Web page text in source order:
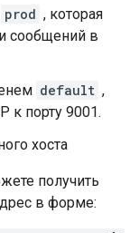
prod , которая
сообщений в
default ,
к порту 9001.
хоста
получить
в форме: